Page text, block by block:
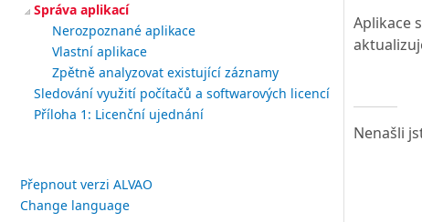
Správa aplikací
Nerozpoznané aplikace
Vlastní aplikace
Zpětně analyzovat existující záznamy
Sledování využití počítačů a softwarových licencí
Příloha 1: Licenční ujednání
Přepnout verzi ALVAO
Change language
Aplikace
Nenašli